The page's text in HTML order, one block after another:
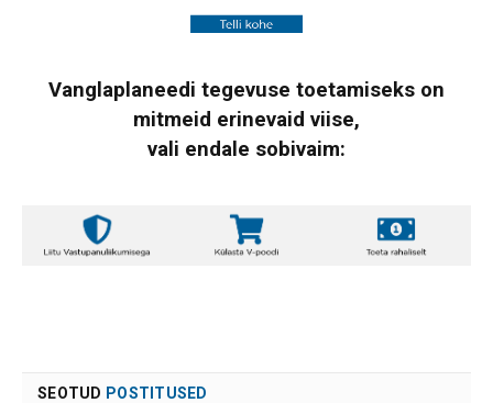
Vanglaplaneedi tegevuse toetamiseks on
mitmeid erinevaid viise,
vali endale sobivaim:
SEOTUD POSTITUSED